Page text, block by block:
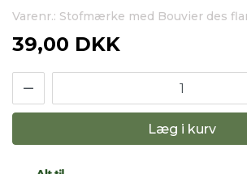
Varenr.: Stofmærke med Bouvier des
39,00 DKK
Læg i kurv